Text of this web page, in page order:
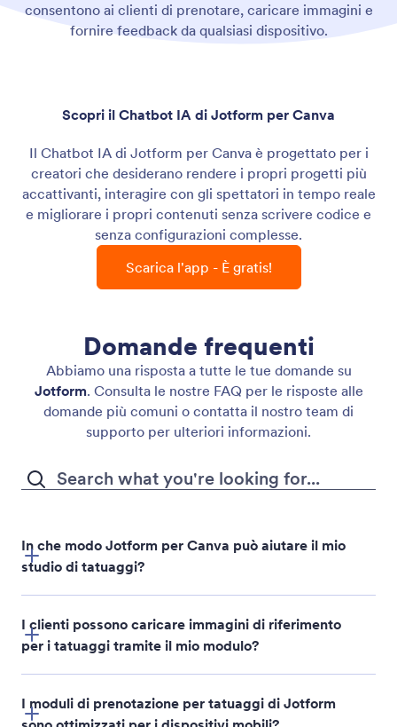
consentono ai clienti di prenotare, caricare immagini e
fornire feedback da qualsiasi dispositivo.
Scopri il Chatbot IA di Jotform per Canva
Il Chatbot IA di Jotform per Canva è progettato per i
creatori che desiderano rendere i propri progetti più
accattivanti, interagire con gli spettatori in tempo reale
e migliorare i propri contenuti senza scrivere codice e
senza configurazioni complesse.
Scarica l'app - È gratis!
Domande frequenti
Abbiamo una risposta a tutte le tue domande su
Jotform. Consulta le nostre FAQ per le risposte alle
domande più comuni o contatta il nostro team di
supporto per ulteriori informazioni.
In che modo Jotform per Canva può aiutare il mio
studio di tatuaggi?
I clienti possono caricare immagini di riferimento
per i tatuaggi tramite il mio modulo?
I moduli di prenotazione per tatuaggi di Jotform